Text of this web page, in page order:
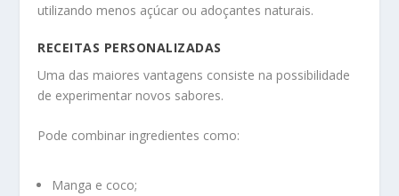
utilizando menos açúcar ou adoçantes naturais.
RECEITAS PERSONALIZADAS
Uma das maiores vantagens consiste na possibilidade
de experimentar novos sabores.
Pode combinar ingredientes como:
Manga e coco;